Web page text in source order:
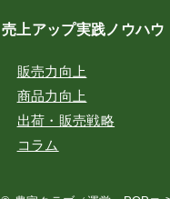
売上アップ実践ノウハウ
販売力向上
商品力向上
出荷・販売戦略
コラム